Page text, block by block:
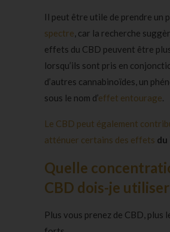
Il peut être utile de prendre un
spectre, car la recherche
effets du CBD peuvent être
lorsqu’ils sont pris en
d’autres cannabinoïdes, un
sous le nom d’effet entourage.
Le CBD peut également
atténuer certains des effets du
Quelle
CBD dois-je utiliser
Plus vous prenez de CBD, plus